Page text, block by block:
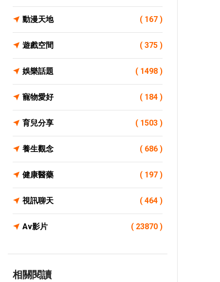
動漫天地 ( 167 )
遊戲空間 ( 375 )
娛樂話題 ( 1498 )
寵物愛好 ( 184 )
育兒分享 ( 1503 )
養生觀念 ( 686 )
健康醫藥 ( 197 )
視訊聊天 ( 464 )
Av影片 ( 23870 )
相關閱讀